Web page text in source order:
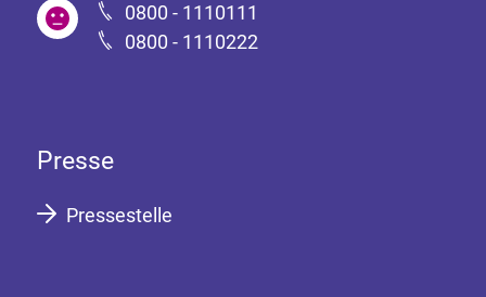
0800 - 1110111
0800 - 1110222
Presse
Pressestelle